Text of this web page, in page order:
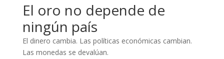
El oro no depende de
ningún país
El dinero cambia. Las políticas económicas cambian.
Las monedas se devalúan.